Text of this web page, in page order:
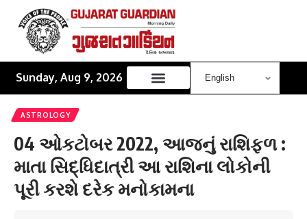
Sunday, Aug 9, 2026
ASTROLOGY
04 ઓકટોબર 2022, આજનું રાશિફળ :
માતા સિદ્ધિદાત્રી આ રાશિના લોકોની
પૂરી કરશે દરેક મનોકામના